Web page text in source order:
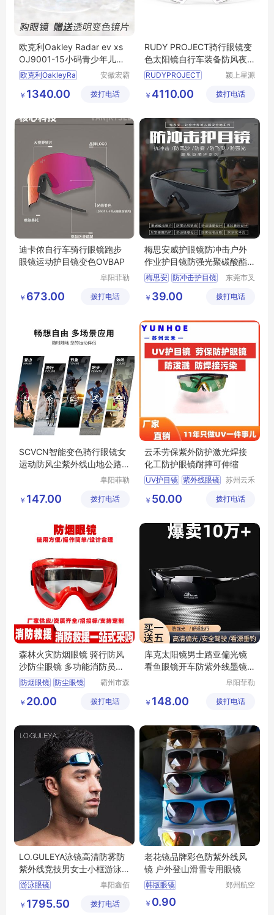
欧克利Oakley Radar ev xs
OJ9001-15小码青少年儿童
速滑骑行眼镜
欧克利OakleyRa
安徽宏霸
有限公司
￥ 1340.00 拨打电话
RUDY PROJECT骑行眼镜变
色太阳镜自行车装备防风夜
视镜男CUTLINE
RUDYPROJECT
颍上星源
有限公司
￥ 4110.00 拨打电话
迪卡侬自行车骑行眼镜跑步
眼镜运动护目镜变色OVBAP
阜阳菲勒
公司
￥ 673.00 拨打电话
梅思安威护眼镜防冲击户外
作业护目镜防强光聚碳酸酯
镜片
梅思安 防冲击护目镜
威护眼镜
东莞市叉
络科技有
￥ 39.00 拨打电话
SCVCN智能变色骑行眼镜女
运动防风尘紫外线山地公路
阜阳菲勒
公司
￥ 147.00 拨打电话
云禾劳保紫外防护激光焊接
化工防护眼镜耐摔可伸缩
UV护目镜 紫外线眼镜
防护眼镜 劳保眼镜
苏州云禾
有限公司
￥ 50.00 拨打电话
森林火灾防烟眼镜 骑行防风
沙防尘眼镜 多功能消防员防
护眼镜
防烟眼镜 防尘眼镜
火灾防烟眼镜
霸州市森
护用品厂
￥ 20.00 拨打电话
库克太阳镜男士路亚偏光镜
看鱼眼镜开车防紫外线墨镜
阜阳菲勒
公司
￥ 148.00 拨打电话
LO.GULEYA泳镜高清防雾防
紫外线竞技男女士小框游泳
眼镜潜水装备
游泳眼镜
游泳眼镜厂家直销
阜阳鑫佰
限公司
￥ 1795.50 拨打电话
老花镜品牌彩色防紫外线风
镜 户外登山滑雪专用眼镜
韩版眼镜
防紫外线镜风镜
男女潮流眼镜
郑州航空
￥ 0.90